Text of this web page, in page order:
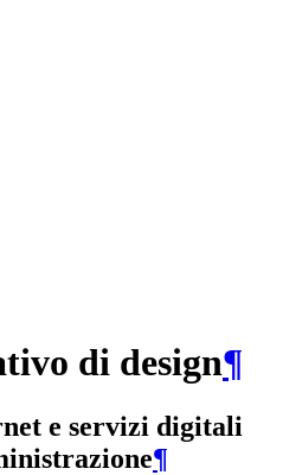
di design¶
e servizi digitali
¶